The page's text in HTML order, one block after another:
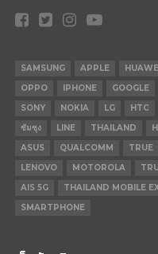
SAMSUNG APPLE
OPPO
IPHONE GOOGLE
SONY
NOKIA LG HTC
ซัมซุง
LINE THAILAND
ASUS
QUALCOMM TRUE
LENOVO
MOTOROLA
AIS 5G
THAILAND MOBILE
SMARTPHONE